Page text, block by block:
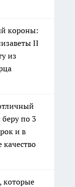
короны:
II
из
по 3
и в
которые